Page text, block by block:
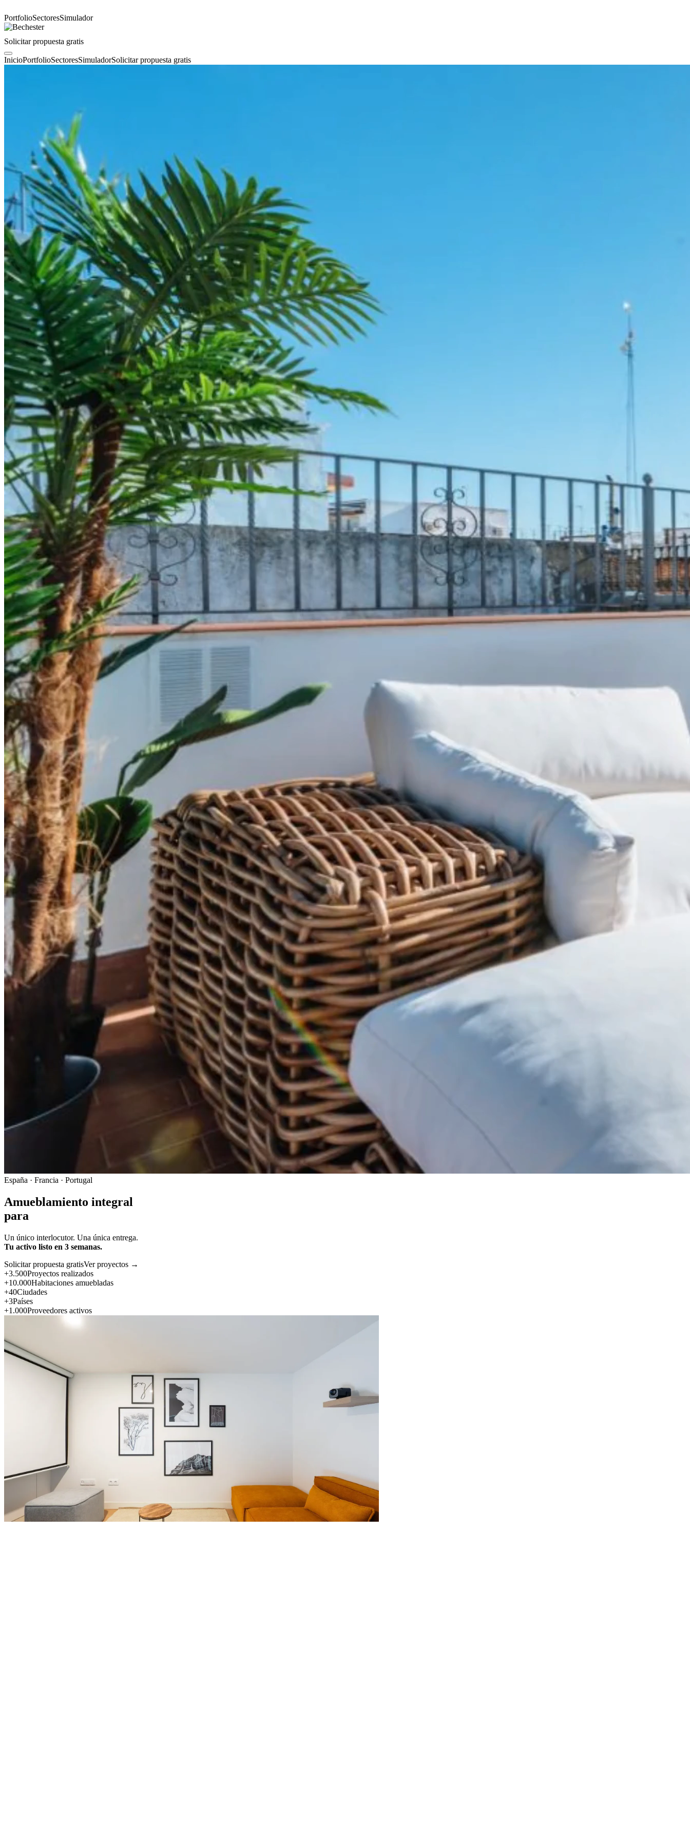
PortfolioSectoresSimulador
Solicitar propuesta gratis
InicioPortfolioSectoresSimuladorSolicitar propuesta gratis
España · Francia · Portugal
Amueblamiento integral
para
Un único interlocutor. Una única entrega.
Tu activo listo en 3 semanas.
Solicitar propuesta gratisVer proyectos →
+3.500Proyectos realizados
+10.000Habitaciones amuebladas
+40Ciudades
+3Países
+1.000Proveedores activos